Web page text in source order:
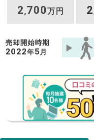
2,700万円 2
売却開始時期
2022年5 月